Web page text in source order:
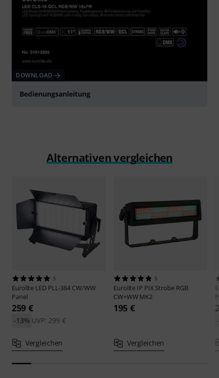
DOWNLOAD
Bedienungsanleitung
Alternativen vergleichen
5
Eurolite LED PLL-384 CW/WW
Panel
259 €
UVP: 299 €
-13%
Vergleichen
5
Eurolite IP PIX Strobe RGB
CW+WW MK2
195 €
Vergleichen